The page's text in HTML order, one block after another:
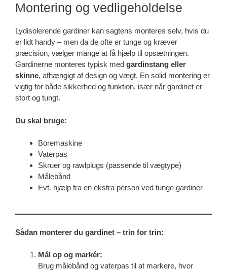
Montering og vedligeholdelse
Lydisolerende gardiner kan sagtens monteres selv, hvis du
er lidt handy – men da de ofte er tunge og kræver
præcision, vælger mange at få hjælp til opsætningen.
Gardinerne monteres typisk med gardinstang eller
skinne, afhængigt af design og vægt. En solid montering er
vigtig for både sikkerhed og funktion, især når gardinet er
stort og tungt.
Du skal bruge:
Boremaskine
Vaterpas
Skruer og rawlplugs (passende til vægtype)
Målebånd
Evt. hjælp fra en ekstra person ved tunge gardiner
Sådan monterer du gardinet – trin for trin:
Mål op og markér:
Brug målebånd og vaterpas til at markere, hvor